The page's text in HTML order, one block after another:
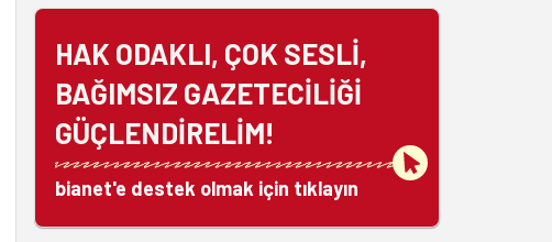
HAK ODAKLI, ÇOK SESLİ,
BAĞIMSIZ GAZETECİLİĞİ
GÜÇLENDİRELİM!
bianet'e destek olmak için tıklayın